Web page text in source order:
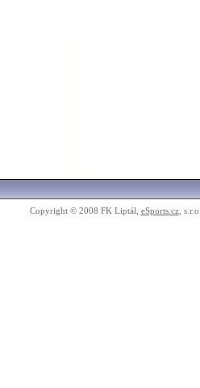
Copyright © 2008 FK Liptál, eSports.cz,